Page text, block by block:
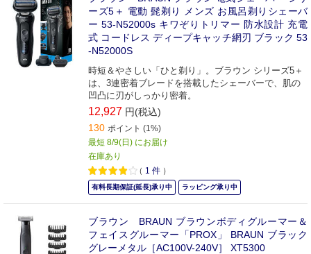
ーズ5＋ 電動 髭剃り メンズ お風呂剃りシェーバ
ー 53-N52000s キワぞりトリマー 防水設計 充電
式 コードレス ディープキャッチ網刃 ブラック 53
-N52000S
時短＆やさしい「ひと剃り」。ブラウン シリーズ5＋
は、3連密着ブレードを搭載したシェーバーで、肌の
凹凸に刃がしっかり密着。
12,927 円(税込)
130 ポイント (1%)
最短 8/9(日) にお届け
在庫あり
（ 1 件 ）
有料長期保証(延長)承り中 ラッピング承り中
ブラウン BRAUN ブラウンボディグルーマー＆
フェイスグルーマー「PROX」 BRAUN ブラック
グレーメタル［AC100V-240V］ XT5300